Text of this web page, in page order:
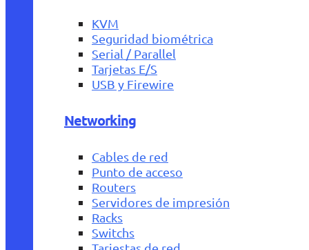
KVM
Seguridad biométrica
Serial / Parallel
Tarjetas E/S
USB y Firewire
Networking
Cables de red
Punto de acceso
Routers
Servidores de impresión
Racks
Switchs